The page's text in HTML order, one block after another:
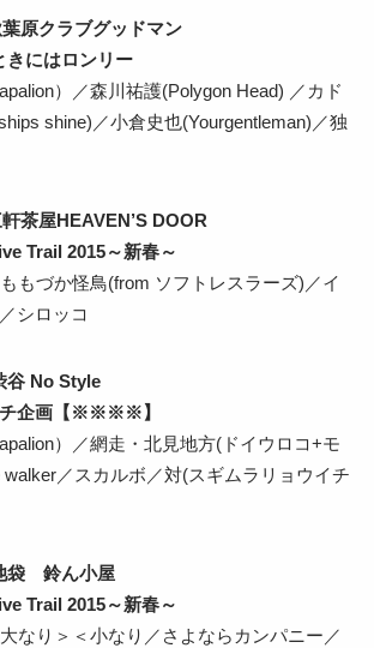
原クラブグッドマン
きにはロンリー
）／森川祐護(Polygon Head) ／カド
shine)／小倉史也(Yourgentleman)／独
茶屋HEAVEN’S DOOR
Trail 2015～新春～
ももづか怪鳥(from ソフトレスラーズ)／イ
シロッコ
谷 No Style
チ企画【※※※※】
）／網走・北見地方(ドイウロコ+モ
／スカルボ／対(スギムラリョウイチ
袋 鈴ん小屋
Trail 2015～新春～
大なり＞＜小なり／さよならカンパニー／